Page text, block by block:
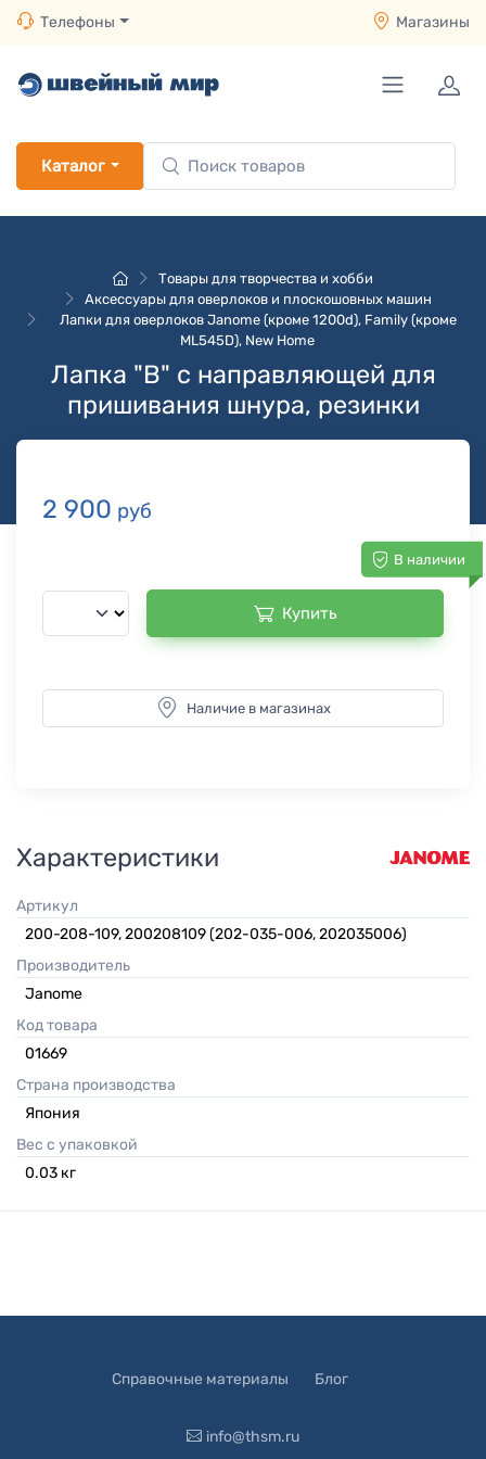
Телефоны Магазины
Каталог
Товары для творчества и хобби
Аксессуары для оверлоков и плоскошовных машин
Лапки для оверлоков Janome (кроме 1200d), Family (кроме
ML545D), New Home
Лапка "B" с направляющей для
пришивания шнура, резинки
2 900 руб
В наличии
Купить
Наличие в магазинах
Характеристики
Артикул
200-208-109, 200208109 (202-035-006, 202035006)
Производитель
Janome
Код товара
01669
Страна производства
Япония
Вес с упаковкой
0.03 кг
Справочные материалы Блог
info@thsm.ru